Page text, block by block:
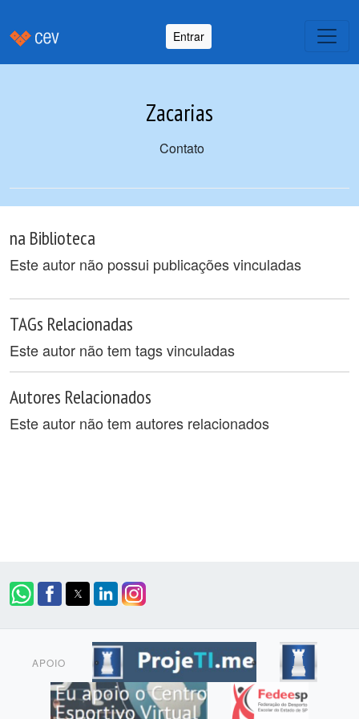
Entrar
Zacarias
Contato
na Biblioteca
Este autor não possui publicações vinculadas
TAGs Relacionadas
Este autor não tem tags vinculadas
Autores Relacionados
Este autor não tem autores relacionados
APOIO